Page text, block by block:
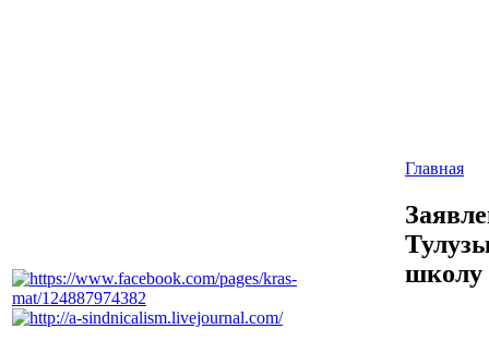
Главная
школу